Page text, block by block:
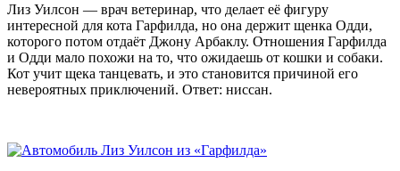
Лиз Уилсон — врач ветеринар, что делает её фигуру
интересной для кота Гарфилда, но она держит щенка Одди,
которого потом отдаёт Джону Арбаклу. Отношения Гарфилда
и Одди мало похожи на то, что ожидаешь от кошки и собаки.
Кот учит щека танцевать, и это становится причиной его
невероятных приключений. Ответ: ниссан.